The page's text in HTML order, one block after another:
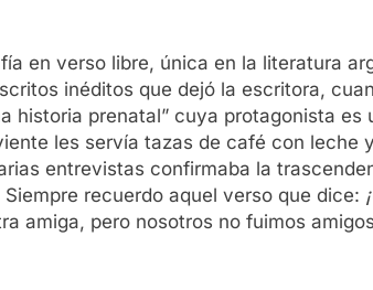
en verso libre, única en la literatura
inéditos que dejó la escritora,
historia prenatal” cuya protagonista es
les servía tazas de café con leche
entrevistas confirmaba la
recuerdo aquel verso que dice:
amiga, pero nosotros no fuimos